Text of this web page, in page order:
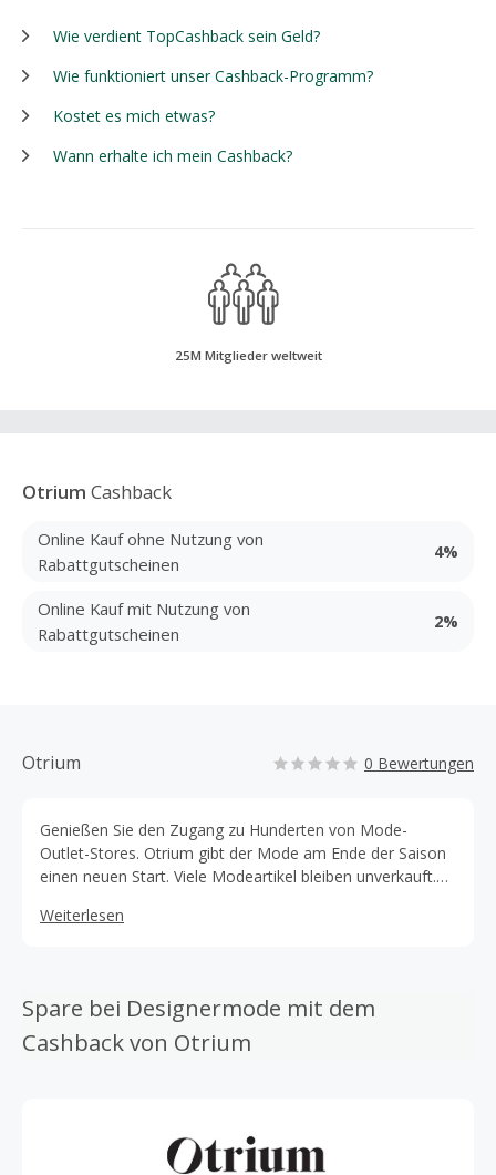
Wie verdient TopCashback sein Geld?
Wie funktioniert unser Cashback-Programm?
Kostet es mich etwas?
Wann erhalte ich mein Cashback?
25M Mitglieder weltweit
Otrium Cashback
Online Kauf ohne Nutzung von
Rabattgutscheinen
4%
Online Kauf mit Nutzung von
Rabattgutscheinen
2%
Otrium 0 Bewertungen
Genießen Sie den Zugang zu Hunderten von Mode-
Outlet-Stores. Otrium gibt der Mode am Ende der Saison
einen neuen Start. Viele Modeartikel bleiben unverkauft.
wurden, und für die Menschen, die das Nachsehen haben.
Weiterlesen
Spare bei Designermode mit dem
Cashback von Otrium